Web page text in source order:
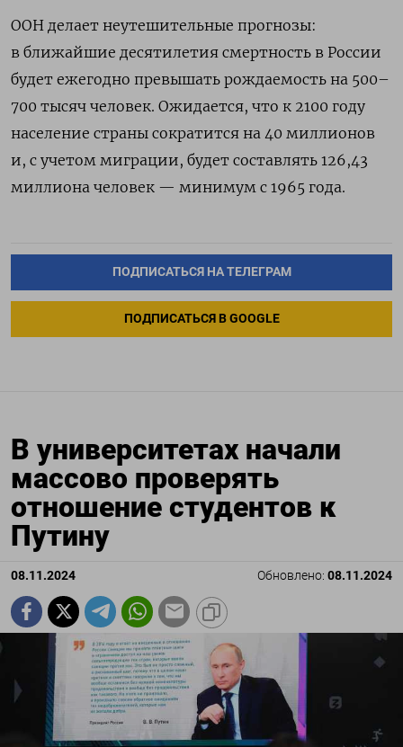
ООН делает неутешительные прогнозы:
в ближайшие десятилетия смертность в России
будет ежегодно превышать рождаемость на 500–
700 тысяч человек. Ожидается, что к 2100 году
население страны сократится на 40 миллионов
и, с учетом миграции, будет составлять 126,43
миллиона человек — минимум с 1965 года.
ПОДПИСАТЬСЯ НА ТЕЛЕГРАМ
ПОДПИСАТЬСЯ В GOOGLE
В университетах начали
массово проверять
отношение студентов к
Путину
08.11.2024 Обновлено: 08.11.2024